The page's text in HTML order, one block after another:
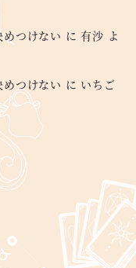
つけない に有沙 よ
つけない に いちご